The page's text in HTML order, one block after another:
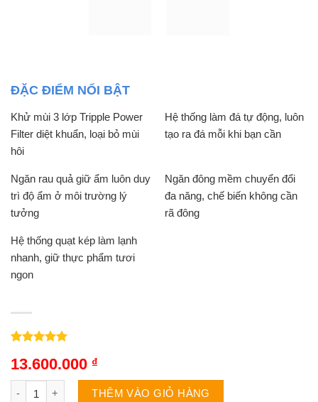
ĐẶC ĐIỂM NỔI BẬT
Khử mùi 3 lớp Tripple Power
Filter diệt khuẩn, loại bỏ mùi
hôi
Hệ thống làm đá tự động, luôn
tạo ra đá mỗi khi bạn cần
Ngăn rau quả giữ ẩm luôn duy
trì độ ẩm ở môi trường lý
tưởng
Ngăn đông mềm chuyển đổi
đa năng, chế biến không cần
rã đông
Hệ thống quạt kép làm lạnh
nhanh, giữ thực phẩm tươi
ngon
dựa trên
13.600.000 ₫
Tủ lạnh Hitachi R-FVY480PGV0 (GMG) | 349L 2 cánh inverter
THÊM VÀO GIỎ HÀNG